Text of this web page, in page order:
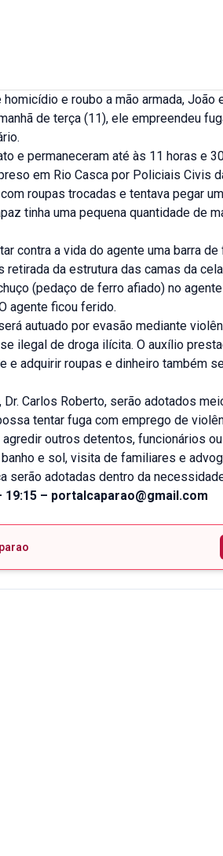
e roubo a mão armada, João
de terça (11), ele empreendeu
e permaneceram até às 11 horas e
em Rio Casca por Policiais Civis
roupas trocadas e tentava pegar
tinha uma pequena quantidade de
contra a vida do agente uma barra
da estrutura das camas da
(pedaço de ferro afiado) no
agente ficou ferido.
autuado por evasão mediante
ilegal de droga ilícita. O auxílio
e adquirir roupas e dinheiro também
Carlos Roberto, serão adotados
tentar fuga com emprego de
outros detentos, funcionários
e sol, visita de familiares e
serão adotadas dentro da
– portalcaparao@gmail.com